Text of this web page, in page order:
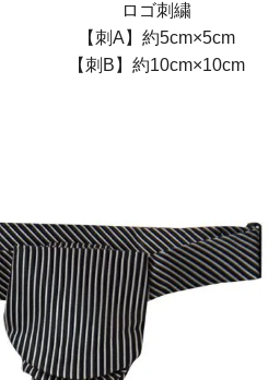
ロゴ刺繍
【刺A】約5cm×5cm
【刺B】約10cm×10cm